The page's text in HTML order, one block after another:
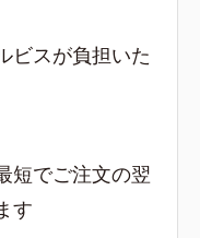
ビスが負担いた
短でご注文の翌
す